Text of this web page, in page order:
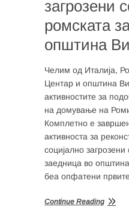
загрозени
ромската
општина
Челим од Италија,
Центар и општина
активностите за
на домување на
Комплетно е
активноста за
социјално
заедница во
беа опфатени
Continue Reading